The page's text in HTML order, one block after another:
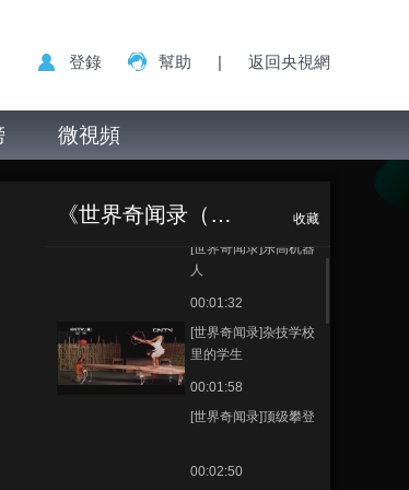
登錄 幫助 | 返回央視網
微視頻
《世界奇闻录（精编版）》 收藏
[世界奇闻录]超级滑道
00:01:41
[世界奇闻录]乐高机器
人
00:01:32
[世界奇闻录]杂技学校
里的学生
00:01:58
[世界奇闻录]顶级攀登
00:02:50